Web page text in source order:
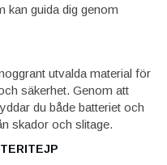
kan guida dig genom
utvalda material för
säkerhet. Genom att
du både batteriet och
skador och slitage.